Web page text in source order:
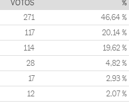
VOTOS %
271 46,64 %
117 20,14 %
114 19,62 %
28 4,82 %
17 2,93 %
12 2,07 %